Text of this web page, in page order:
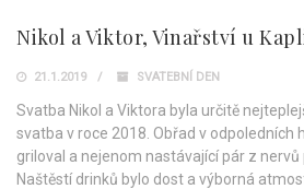
Nikol a Viktor, Vinařství u
21.1.2019 SVATEBNÍ DEN
Svatba Nikol a Viktora byla určitě
svatba v roce 2018. Obřad v odpoledních
griloval a nejenom nastávající pár z
Naštěstí drinků bylo dost a výborná